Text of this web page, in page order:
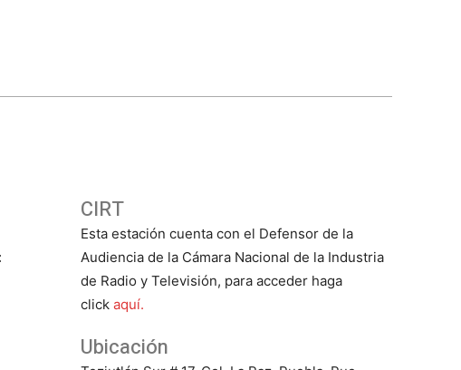
CIRT
Esta estación cuenta con el Defensor de la
Audiencia de la Cámara Nacional de la Industria
de Radio y Televisión, para acceder haga
click aquí.
Ubicación